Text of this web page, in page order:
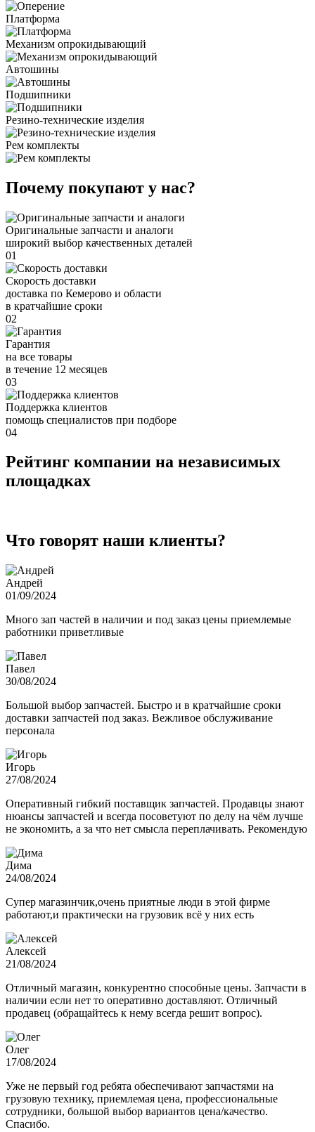
Платформа
Механизм опрокидывающий
Автошины
Подшипники
Резино-технические изделия
Рем комплекты
Почему покупают у нас?
Оригинальные запчасти и аналоги
широкий выбор качественных деталей
01
Скорость доставки
доставка по Кемерово и области
в кратчайшие сроки
02
Гарантия
на все товары
в течение 12 месяцев
03
Поддержка клиентов
помощь специалистов при подборе
04
Рейтинг компании на независимых
площадках
Что говорят наши клиенты?
Андрей
01/09/2024
Много зап частей в наличии и под заказ цены приемлемые
работники приветливые
Павел
30/08/2024
Большой выбор запчастей. Быстро и в кратчайшие сроки
доставки запчастей под заказ. Вежливое обслуживание
персонала
Игорь
27/08/2024
Оперативный гибкий поставщик запчастей. Продавцы знают
нюансы запчастей и всегда посоветуют по делу на чём лучше
не экономить, а за что нет смысла переплачивать. Рекомендую
Дима
24/08/2024
Супер магазинчик,очень приятные люди в этой фирме
работают,и практически на грузовик всё у них есть
Алексей
21/08/2024
Отличный магазин, конкурентно способные цены. Запчасти в
наличии если нет то оперативно доставляют. Отличный
продавец (обращайтесь к нему всегда решит вопрос).
Олег
17/08/2024
Уже не первый год ребята обеспечивают запчастями на
грузовую технику, приемлемая цена, профессиональные
сотрудники, большой выбор вариантов цена/качество.
Спасибо.